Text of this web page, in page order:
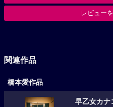
レビュー
関連作品
橋本愛作品
早乙女カナ